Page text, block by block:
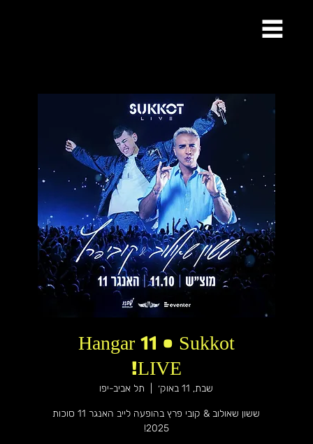
Hangar 11 • Sukkot
LIVE!
שבת, 11 באוק׳ תל אביב-יפו
ששון שאולוב & קובי פרץ בהופעה לייב האנגר 11 סוכות
2025!